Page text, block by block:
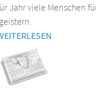
Jahr viele Menschen